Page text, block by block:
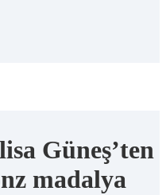
Güneş’ten
madalya